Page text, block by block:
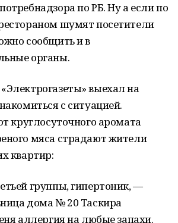
по РБ. Ну а если по
шумят посетители
сообщить и в
органы.
выехал на
с ситуацией.
круглосуточного аромата
мяса страдают жители
квартир:
группы, гипертоник, —
дома № 20 Таскира
аллергия на любые запахи.